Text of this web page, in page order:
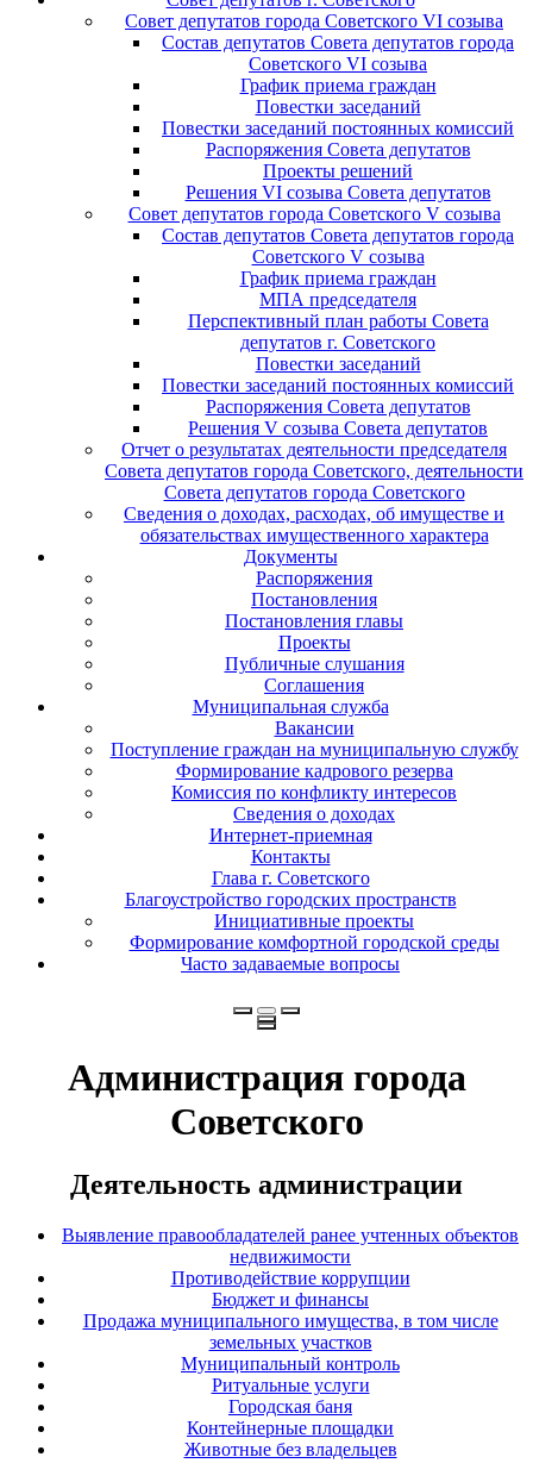
Совет депутатов города Советского VI созыва
Состав депутатов Совета депутатов города
Советского VI созыва
График приема граждан
Повестки заседаний
Повестки заседаний постоянных комиссий
Распоряжения Совета депутатов
Проекты решений
Решения VI созыва Совета депутатов
Совет депутатов города Советского V созыва
Состав депутатов Совета депутатов города
Советского V созыва
График приема граждан
МПА председателя
Перспективный план работы Совета
депутатов г. Советского
Повестки заседаний
Повестки заседаний постоянных комиссий
Распоряжения Совета депутатов
Решения V созыва Совета депутатов
Отчет о результатах деятельности председателя
Совета депутатов города Советского, деятельности
Совета депутатов города Советского
Сведения о доходах, расходах, об имуществе и
обязательствах имущественного характера
Документы
Распоряжения
Постановления
Постановления главы
Проекты
Публичные слушания
Соглашения
Муниципальная служба
Вакансии
Поступление граждан на муниципальную службу
Формирование кадрового резерва
Комиссия по конфликту интересов
Сведения о доходах
Интернет-приемная
Контакты
Глава г. Советского
Благоустройство городских пространств
Инициативные проекты
Формирование комфортной городской среды
Часто задаваемые вопросы
Администрация города
Советского
Деятельность администрации
Выявление правообладателей ранее учтенных объектов
недвижимости
Противодействие коррупции
Бюджет и финансы
Продажа муниципального имущества, в том числе
земельных участков
Муниципальный контроль
Ритуальные услуги
Городская баня
Контейнерные площадки
Животные без владельцев